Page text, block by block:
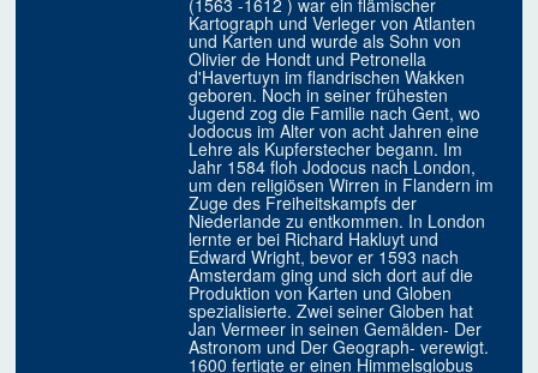
(1563 -1612 ) war ein flämischer
Kartograph und Verleger von Atlanten
und Karten und wurde als Sohn von
Olivier de Hondt und Petronella
d'Havertuyn im flandrischen Wakken
geboren. Noch in seiner frühesten
Jugend zog die Familie nach Gent, wo
Jodocus im Alter von acht Jahren eine
Lehre als Kupferstecher begann. Im
Jahr 1584 floh Jodocus nach London,
um den religiösen Wirren in Flandern im
Zuge des Freiheitskampfs der
Niederlande zu entkommen. In London
lernte er bei Richard Hakluyt und
Edward Wright, bevor er 1593 nach
Amsterdam ging und sich dort auf die
Produktion von Karten und Globen
spezialisierte. Zwei seiner Globen hat
Jan Vermeer in seinen Gemälden- Der
Astronom und Der Geograph- verewigt.
1600 fertigte er einen Himmelsglobus